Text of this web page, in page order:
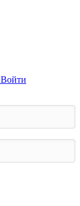
Войти